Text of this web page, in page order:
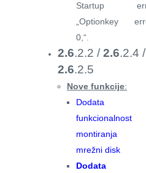
Startup
„Optionkey
0,“.
2.6.2.2 / 2.6.2.4 /
2.6.2.5
Nove funkcije:
Dodata
funkcionalnost
montiranja
mrežni disk
Dodata